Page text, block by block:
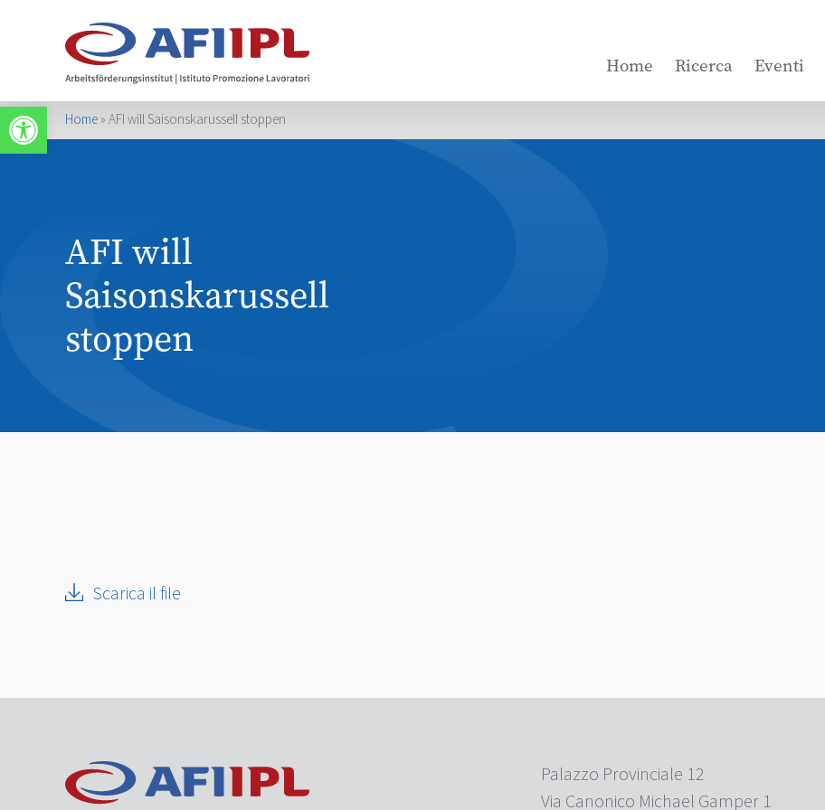
Apri la barra degli strumenti
Home Ricerca Eventi
Home»AFI will Saisonskarussell stoppen
AFI will
Saisonskarussell
stoppen
Scarica il file
Palazzo Provinciale 12
Via Canonico Michael Gamper 1